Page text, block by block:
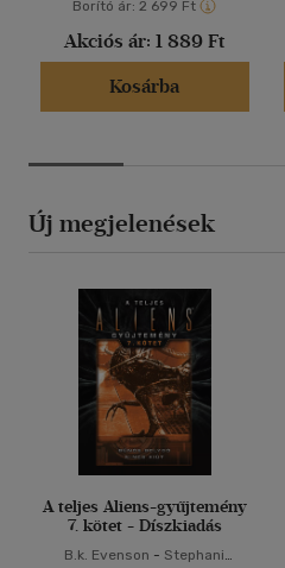
Borító ár: 2 699 Ft
Akciós ár: 1 889 Ft
Kosárba
Új megjelenések
A teljes Aliens-gyűjtemény
7. kötet - Díszkiadás
B.k. Evenson - Stephani